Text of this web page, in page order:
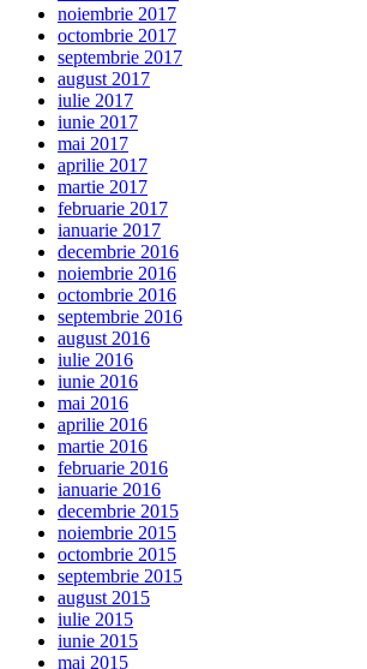
noiembrie 2017
octombrie 2017
septembrie 2017
august 2017
iulie 2017
iunie 2017
mai 2017
aprilie 2017
martie 2017
februarie 2017
ianuarie 2017
decembrie 2016
noiembrie 2016
octombrie 2016
septembrie 2016
august 2016
iulie 2016
iunie 2016
mai 2016
aprilie 2016
martie 2016
februarie 2016
ianuarie 2016
decembrie 2015
noiembrie 2015
octombrie 2015
septembrie 2015
august 2015
iulie 2015
iunie 2015
mai 2015